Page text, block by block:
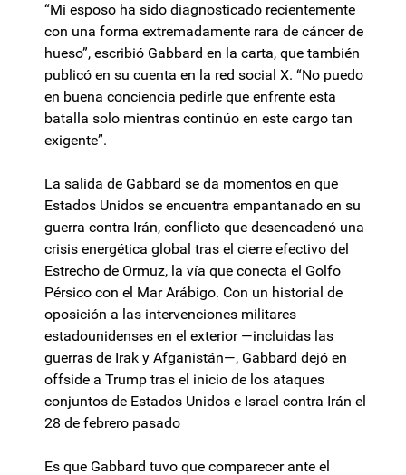
“Mi esposo ha sido diagnosticado recientemente
con una forma extremadamente rara de cáncer de
hueso”, escribió Gabbard en la carta, que también
publicó en su cuenta en la red social X. “No puedo
en buena conciencia pedirle que enfrente esta
batalla solo mientras continúo en este cargo tan
exigente”.
La salida de Gabbard se da momentos en que
Estados Unidos se encuentra empantanado en su
guerra contra Irán, conflicto que desencadenó una
crisis energética global tras el cierre efectivo del
Estrecho de Ormuz, la vía que conecta el Golfo
Pérsico con el Mar Arábigo. Con un historial de
oposición a las intervenciones militares
estadounidenses en el exterior —incluidas las
guerras de Irak y Afganistán—, Gabbard dejó en
offside a Trump tras el inicio de los ataques
conjuntos de Estados Unidos e Israel contra Irán el
28 de febrero pasado
Es que Gabbard tuvo que comparecer ante el